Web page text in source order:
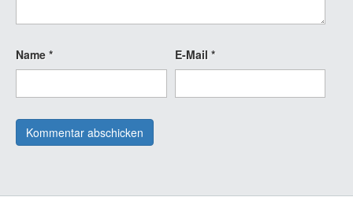
Name * E-Mail *